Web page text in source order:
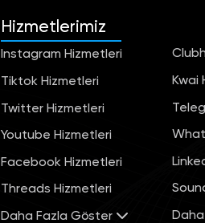
Hizmetlerimiz
Instagram Hizmetleri
Tiktok Hizmetleri
Twitter Hizmetleri
Youtube Hizmetleri
Facebook Hizmetleri
Threads Hizmetleri
Daha Fazla Göster
Kwai